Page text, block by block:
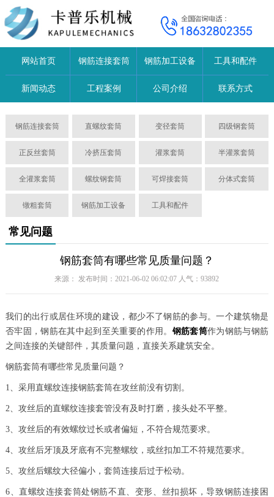
网站首页 钢筋连接套筒 钢筋加工设备 工具和配件
新闻动态 工程案例 公司介绍 联系方式
钢筋连接套筒 直螺纹套筒 变径套筒 四级钢套筒
正反丝套筒 冷挤压套筒 灌浆套筒 半灌浆套筒
全灌浆套筒 螺纹钢套筒 可焊接套筒 分体式套筒
镦粗套筒 钢筋加工设备 工具和配件
常见问题
钢筋套筒有哪些常见质量问题？
来源： 发布时间：2021-06-02 06:02:07 人气：93892
我们的出行或居住环境的建设，都少不了钢筋的参与。一个建筑物是
否牢固，钢筋在其中起到至关重要的作用。 钢筋套筒作为钢筋与钢筋
之间连接的关键部件，其质量问题，直接关系建筑安全。
钢筋套筒有哪些常见质量问题？
1、采用直螺纹连接钢筋套筒在攻丝前没有切割。
2、攻丝后的直螺纹连接套管没有及时打磨，接头处不平整。
3、攻丝后的有效螺纹过长或者偏短，不符合规范要求。
4、攻丝后牙顶及牙底有不完整螺纹，或丝扣加工不符规范要求。
5、攻丝后螺纹大径偏小，套筒连接后过于松动。
6、直螺纹连接套筒处钢筋不直、变形、丝扣损坏，导致钢筋连接困